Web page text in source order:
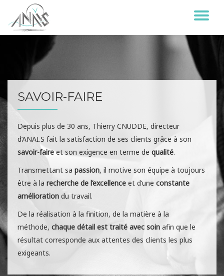
Aller
au
LA
SAVOIR-FAIRE
Depuis plus de 30 ans, Thierry CNUDDE, directeur
d’ANAI.S fait la satisfaction de ses clients grâce à son
savoir-faireet son exigence en terme de qualité.
Transmettant sa passion, il motive son équipe à toujours
être à la recherche de l’excellence et d’une constante
amélioration du travail.
De la réalisation à la finition, de la matière à la
méthode, chaque détail est traité avec soin afin que le
résultat corresponde aux attentes des clients les plus
exigeants.